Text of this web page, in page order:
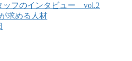
ッフのインタビュー vol.2
求める人材